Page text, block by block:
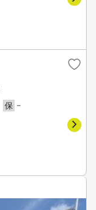
保 －